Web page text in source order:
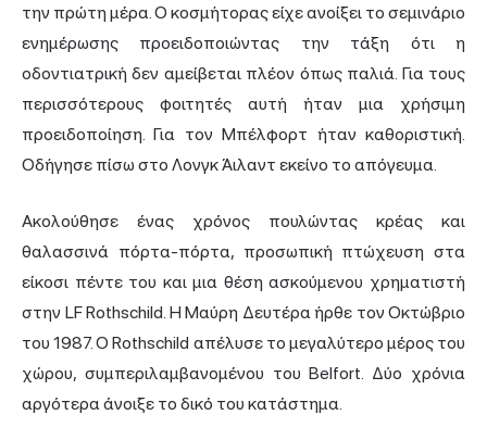
την πρώτη μέρα. Ο κοσμήτορας είχε ανοίξει το σεμινάριο
ενημέρωσης προειδοποιώντας την τάξη ότι η
οδοντιατρική δεν αμείβεται πλέον όπως παλιά. Για τους
περισσότερους φοιτητές αυτή ήταν μια χρήσιμη
προειδοποίηση. Για τον Μπέλφορτ ήταν καθοριστική.
Οδήγησε πίσω στο Λονγκ Άιλαντ εκείνο το απόγευμα.
Ακολούθησε ένας χρόνος πουλώντας κρέας και
θαλασσινά πόρτα-πόρτα, προσωπική πτώχευση στα
είκοσι πέντε του και μια θέση ασκούμενου χρηματιστή
στην LF Rothschild. Η Μαύρη Δευτέρα ήρθε τον Οκτώβριο
του 1987. Ο Rothschild απέλυσε το μεγαλύτερο μέρος του
χώρου, συμπεριλαμβανομένου του Belfort. Δύο χρόνια
αργότερα άνοιξε το δικό του κατάστημα.